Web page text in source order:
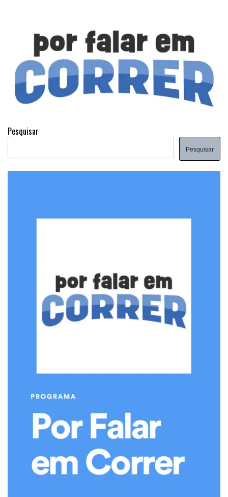
Pesquisar
Pesquisar